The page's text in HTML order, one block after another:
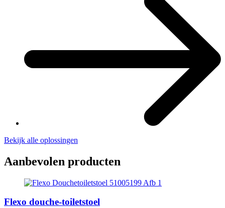
Bekijk alle oplossingen
Aanbevolen producten
Flexo douche-toiletstoel